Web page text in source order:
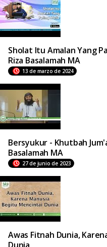
Sholat Itu Amalan Yang
Riza Basalamah MA
13 de marzo de 2024
Bersyukur - Khutbah
Basalamah MA
27 de junio de 2023
Awas Fitnah Dunia,